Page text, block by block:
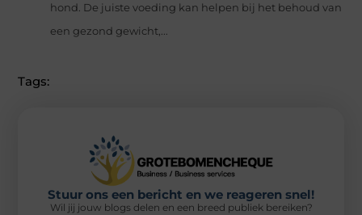
hond. De juiste voeding kan helpen bij het behoud van
een gezond gewicht,...
Tags:
Stuur ons een bericht en we reageren snel!
Wil jij jouw blogs delen en een breed publiek bereiken?